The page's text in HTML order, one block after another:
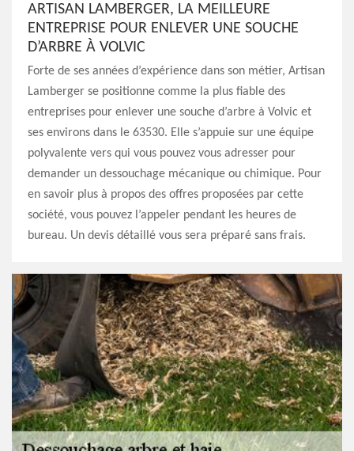
ARTISAN LAMBERGER, LA MEILLEURE
ENTREPRISE POUR ENLEVER UNE SOUCHE
D’ARBRE À VOLVIC
Forte de ses années d’expérience dans son métier, Artisan
Lamberger se positionne comme la plus fiable des
entreprises pour enlever une souche d’arbre à Volvic et
ses environs dans le 63530. Elle s’appuie sur une équipe
polyvalente vers qui vous pouvez vous adresser pour
demander un dessouchage mécanique ou chimique. Pour
en savoir plus à propos des offres proposées par cette
société, vous pouvez l’appeler pendant les heures de
bureau. Un devis détaillé vous sera préparé sans frais.